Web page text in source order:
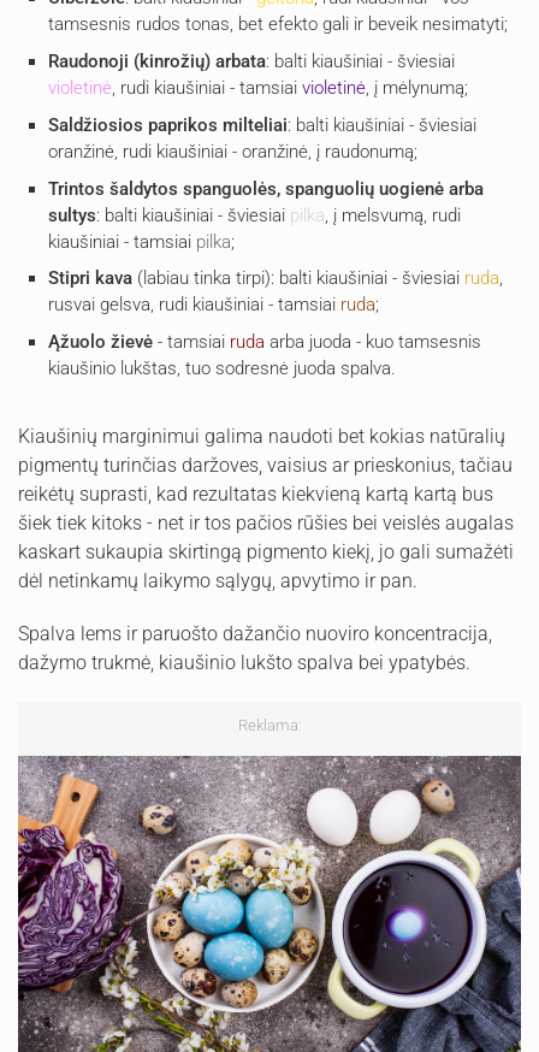
tamsesnis rudos tonas, bet efekto gali ir beveik nesimatyti;
Raudonoji (kinrožių) arbata: balti kiaušiniai - šviesiai
violetinė, rudi kiaušiniai - tamsiai violetinė, į mėlynumą;
Saldžiosios paprikos milteliai: balti kiaušiniai - šviesiai
oranžinė, rudi kiaušiniai - oranžinė, į raudonumą;
Trintos šaldytos spanguolės, spanguolių uogienė arba
sultys: balti kiaušiniai - šviesiai pilka, į melsvumą, rudi
kiaušiniai - tamsiai pilka;
Stipri kava (labiau tinka tirpi): balti kiaušiniai - šviesiai ruda,
rusvai gelsva, rudi kiaušiniai - tamsiai ruda;
Ąžuolo žievė - tamsiai ruda arba juoda - kuo tamsesnis
kiaušinio lukštas, tuo sodresnė juoda spalva.
Kiaušinių marginimui galima naudoti bet kokias natūralių
pigmentų turinčias daržoves, vaisius ar prieskonius, tačiau
reikėtų suprasti, kad rezultatas kiekvieną kartą kartą bus
šiek tiek kitoks - net ir tos pačios rūšies bei veislės augalas
kaskart sukaupia skirtingą pigmento kiekį, jo gali sumažėti
dėl netinkamų laikymo sąlygų, apvytimo ir pan.
Spalva lems ir paruošto dažančio nuoviro koncentracija,
dažymo trukmė, kiaušinio lukšto spalva bei ypatybės.
Reklama: